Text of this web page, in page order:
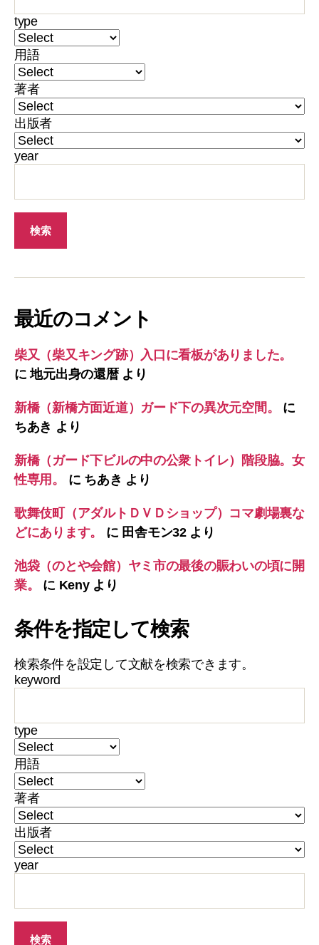
type
用語
著者
出版者
year
最近のコメント
柴又（柴又キング跡）入口に看板がありました。
に地元出身の還暦より
新橋（新橋方面近道）ガード下の異次元空間。
に
ちあき より
新橋（ガード下ビルの中の公衆トイレ）階段脇。女
性専用。
に ちあき より
歌舞伎町（アダルトＤＶＤショップ）コマ劇場裏な
どにあります。
に 田舎モン32より
池袋（のとや会館）ヤミ市の最後の賑わいの頃に開
業。
に Kenyより
条件を指定して検索
検索条件を設定して文献を検索できます。
keyword
type
用語
著者
出版者
year